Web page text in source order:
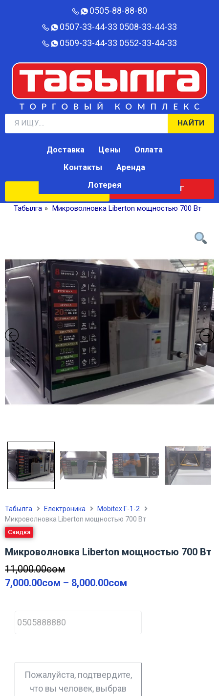
0505-88-88-80‬
0507-33-44-33 0508-33-44-33
0509-33-44-33 0552-33-44-33
НАЙТИ
КАТАЛОГ
Доставка Цены
Оплата
Контакты
Аренда
Лотерея
Табылга » Микроволновка Liberton мощностью 700 Вт
Табылга Електроника
Mobitex Г-1-2
Микроволновка Liberton мощностью 700 Вт
Скидка
Микроволновка Liberton мощностью 700 Вт
11,000.00сом
7,000.00сом – 8,000.00сом
h
o
*
Пожалуйста, подтвердите,
что вы человек, выбрав